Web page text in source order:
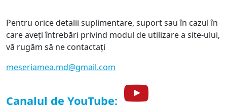
Pentru orice detalii suplimentare, suport sau în cazul în
care aveți întrebări privind modul de utilizare a site-ului,
vă rugăm să ne contactați
meseriamea.md@gmail.com
Canalul de YouTube: